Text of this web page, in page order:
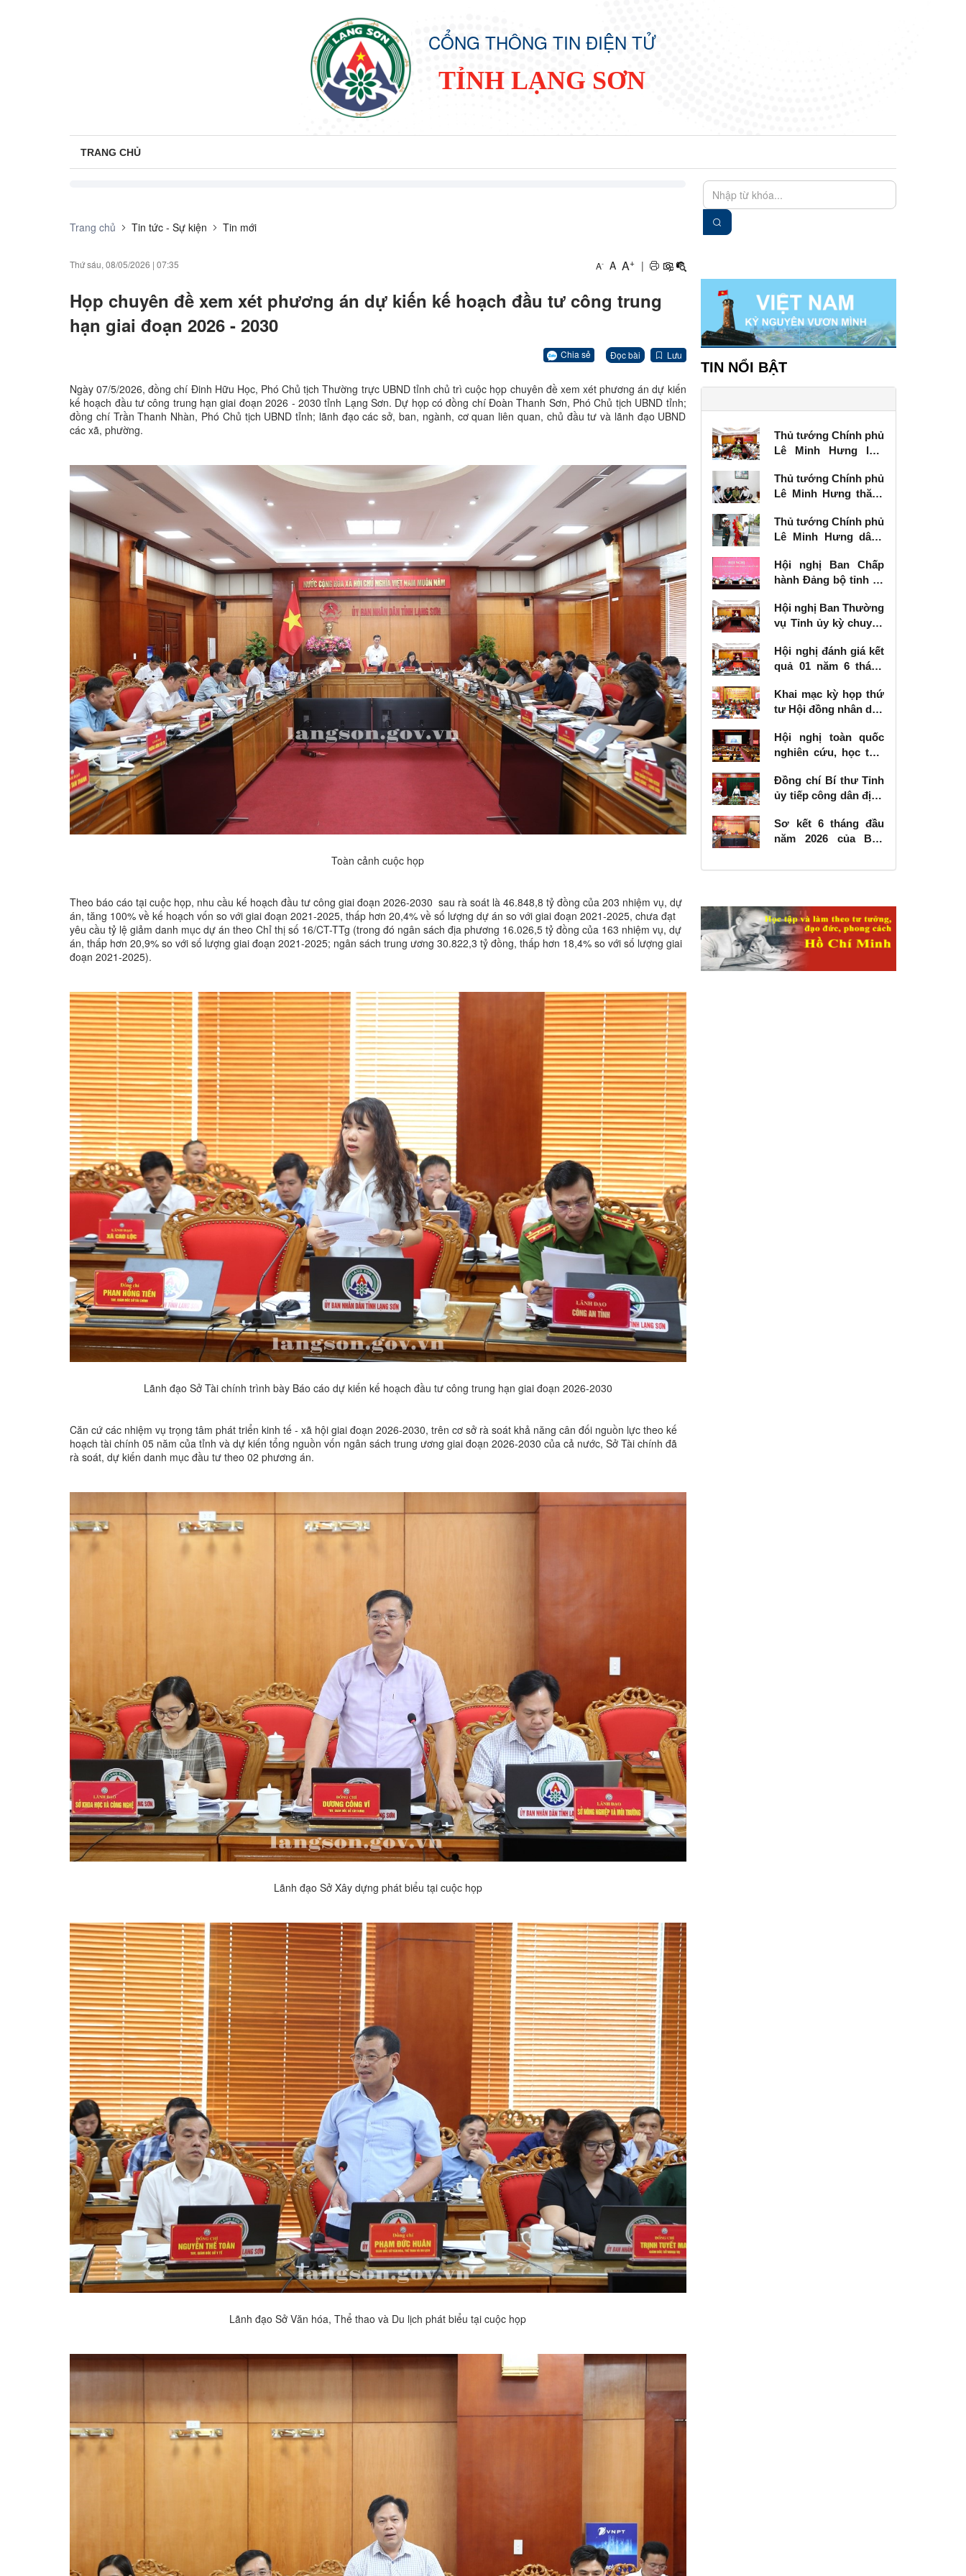
CỔNG THÔNG TIN ĐIỆN TỬ
TỈNH LẠNG SƠN
TRANG CHỦ
Trang chủ Tin tức - Sự kiện Tin mới
Thứ sáu, 08/05/2026 | 07:35 A- A A+ |
Họp chuyên đề xem xét phương án dự kiến kế hoạch đầu tư công trung
hạn giai đoạn 2026 - 2030
Chia sẻ Đọc bài Lưu
Ngày 07/5/2026, đồng chí Đinh Hữu Học, Phó Chủ tịch Thường trực UBND tỉnh chủ trì cuộc họp chuyên đề xem xét phương án dự kiến
kế hoạch đầu tư công trung hạn giai đoạn 2026 - 2030 tỉnh Lạng Sơn. Dự họp có đồng chí Đoàn Thanh Sơn, Phó Chủ tịch UBND tỉnh;
đồng chí Trần Thanh Nhàn, Phó Chủ tịch UBND tỉnh; lãnh đạo các sở, ban, ngành, cơ quan liên quan, chủ đầu tư và lãnh đạo UBND
các xã, phường.
Toàn cảnh cuộc họp
Theo báo cáo tại cuộc họp, nhu cầu kế hoạch đầu tư công giai đoạn 2026-2030 sau rà soát là 46.848,8 tỷ đồng của 203 nhiệm vụ, dự
án, tăng 100% về kế hoạch vốn so với giai đoạn 2021-2025, thấp hơn 20,4% về số lượng dự án so với giai đoạn 2021-2025, chưa đạt
yêu cầu tỷ lệ giảm danh mục dự án theo Chỉ thị số 16/CT-TTg (trong đó ngân sách địa phương 16.026,5 tỷ đồng của 163 nhiệm vụ, dự
án, thấp hơn 20,9% so với số lượng giai đoạn 2021-2025; ngân sách trung ương 30.822,3 tỷ đồng, thấp hơn 18,4% so với số lượng giai
đoạn 2021-2025).
Lãnh đạo Sở Tài chính trình bày Báo cáo dự kiến kế hoạch đầu tư công trung hạn giai đoạn 2026-2030
Căn cứ các nhiệm vụ trọng tâm phát triển kinh tế - xã hội giai đoạn 2026-2030, trên cơ sở rà soát khả năng cân đối nguồn lực theo kế
hoạch tài chính 05 năm của tỉnh và dự kiến tổng nguồn vốn ngân sách trung ương giai đoạn 2026-2030 của cả nước, Sở Tài chính đã
rà soát, dự kiến danh mục đầu tư theo 02 phương án.
Lãnh đạo Sở Xây dựng phát biểu tại cuộc họp
Lãnh đạo Sở Văn hóa, Thể thao và Du lịch phát biểu tại cuộc họp
TIN NỔI BẬT
Thủ tướng Chính phủ
Lê Minh Hưng làm
vụ Tỉnh ủy Lạng Sơn
Thủ tướng Chính phủ
Lê Minh Hưng thăm,
binh tại Lạng Sơn
Thủ tướng Chính phủ
Lê Minh Hưng dâng
các Anh hùng liệt sĩ
tại Lạng Sơn
Hội nghị Ban Chấp
hành Đảng bộ tỉnh kỳ
Hội nghị Ban Thường
vụ Tỉnh ủy kỳ chuyên
Hội nghị đánh giá kết
quả 01 năm 6 tháng
số 57-NQ/TW
Khai mạc kỳ họp thứ
tư Hội đồng nhân dân
kỳ 2026 - 2031
Hội nghị toàn quốc
nghiên cứu, học tập,
khai thực hiện Nghị
quyết số 10-NQ/TW
phát triển kinh tế có
vốn đầu tư nước
Đồng chí Bí thư Tỉnh
ủy tiếp công dân định
Sơ kết 6 tháng đầu
năm 2026 của Ban
các công trình, dự án
giao thông vận tải